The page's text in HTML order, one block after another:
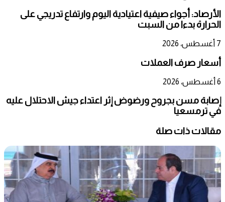
الأرصاد: أجواء صيفية اعتيادية اليوم وارتفاع تدريجي على
الحرارة بدءا من السبت
7 أغسطس، 2026
أسعار صرف العملات
6 أغسطس، 2026
إصابة مسن بجروح ورضوض إثر اعتداء جيش الاحتلال عليه
في ترمسعيا
مقالات ذات صلة